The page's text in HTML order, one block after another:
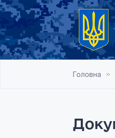
Головна